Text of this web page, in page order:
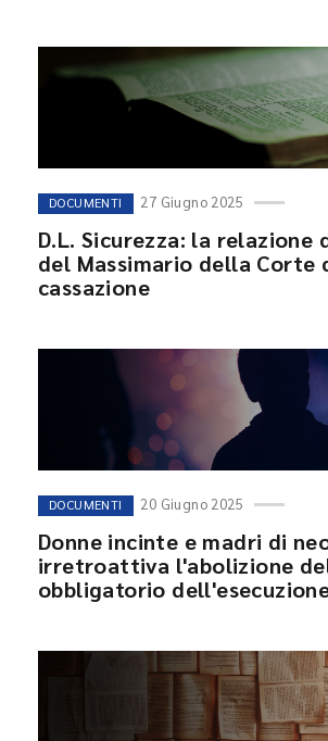
DOCUMENTI 27 Giugno 2025
D.L. Sicurezza: la
del Massimario della Corte
cassazione
DOCUMENTI 20 Giugno 2025
Donne incinte e madri di
irretroattiva l'abolizione
obbligatorio